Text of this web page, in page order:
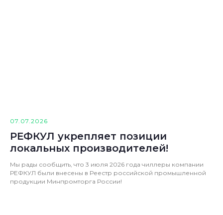
07.07.2026
РЕФКУЛ укрепляет позиции
локальных производителей!
Мы рады сообщить, что 3 июля 2026 года чиллеры компании
РЕФКУЛ были внесены в Реестр российской промышленной
продукции Минпромторга России!